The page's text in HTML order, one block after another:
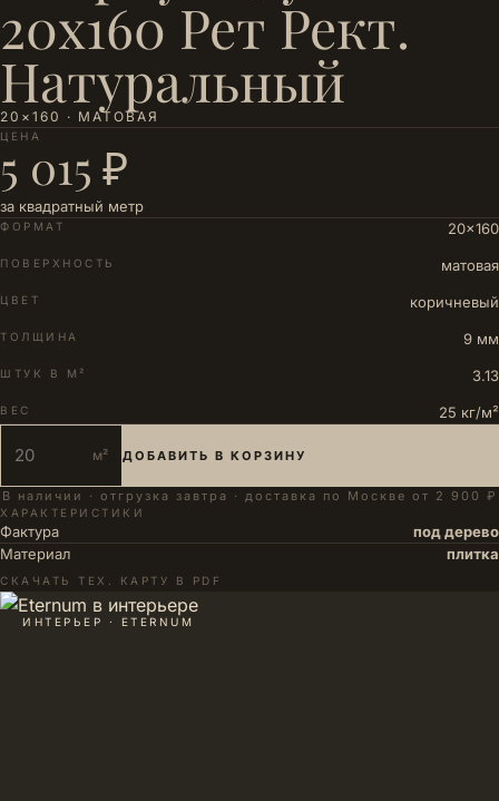
20х160 Рет Рект.
Натуральный
20×160 · МАТОВАЯ
ЦЕНА
5 015 ₽
за квадратный метр
ФОРМАТ 20×160
ПОВЕРХНОСТЬ матовая
ЦВЕТ коричневый
ТОЛЩИНА 9 мм
ШТУК В М² 3.13
ВЕС 25 кг/м²
м² ДОБАВИТЬ В КОРЗИНУ
В наличии · отгрузка завтра · доставка по Москве от 2 900 ₽
ХАРАКТЕРИСТИКИ
Фактура
под дерево
Материал
плитка
СКАЧАТЬ ТЕХ. КАРТУ В PDF
ИНТЕРЬЕР · ETERNUM